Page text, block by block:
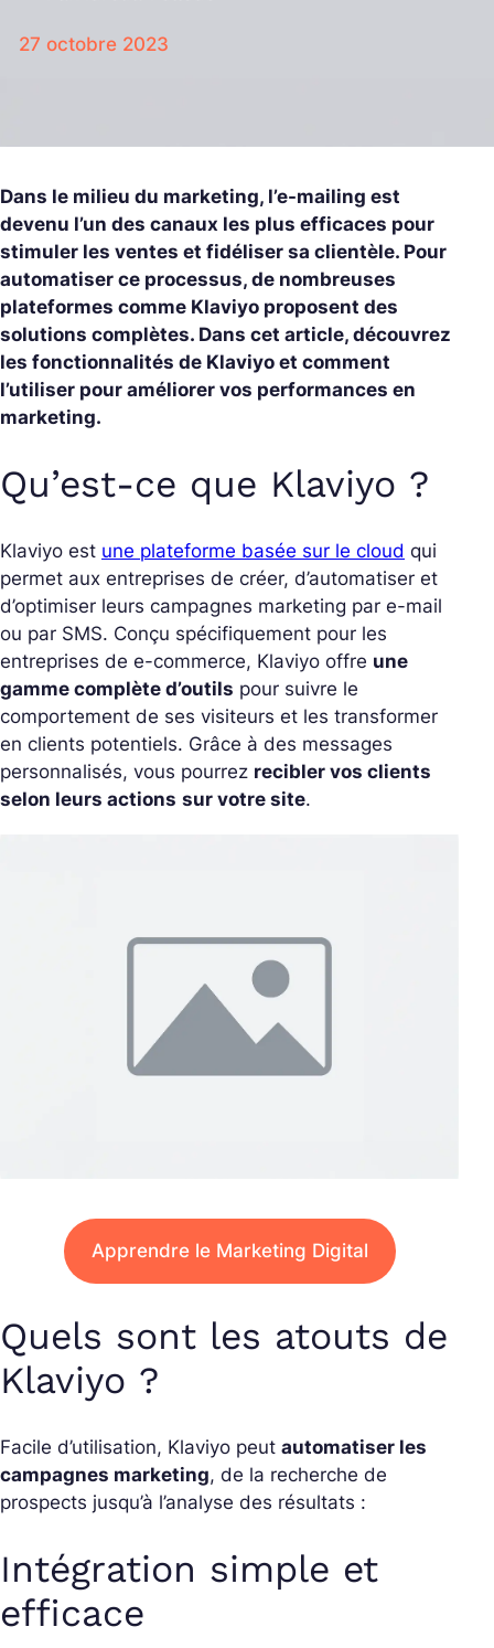
27 octobre 2023
Dans le milieu du marketing, l’e-mailing est
devenu l’un des canaux les plus efficaces pour
stimuler les ventes et fidéliser sa clientèle. Pour
automatiser ce processus, de nombreuses
plateformes comme Klaviyo proposent des
solutions complètes. Dans cet article, découvrez
les fonctionnalités de Klaviyo et comment
l’utiliser pour améliorer vos performances en
marketing.
Qu’est-ce que Klaviyo ?
Klaviyo est une plateforme basée sur le cloud qui
permet aux entreprises de créer, d’automatiser et
d’optimiser leurs campagnes marketing par e-mail
ou par SMS. Conçu spécifiquement pour les
entreprises de e-commerce, Klaviyo offre une
gamme complète d’outils pour suivre le
comportement de ses visiteurs et les transformer
en clients potentiels. Grâce à des messages
personnalisés, vous pourrez recibler vos clients
selon leurs actions sur votre site.
Apprendre le Marketing Digital
Quels sont les atouts de
Klaviyo ?
Facile d’utilisation, Klaviyo peut automatiser les
campagnes marketing, de la recherche de
prospects jusqu’à l’analyse des résultats :
Intégration simple et
efficace